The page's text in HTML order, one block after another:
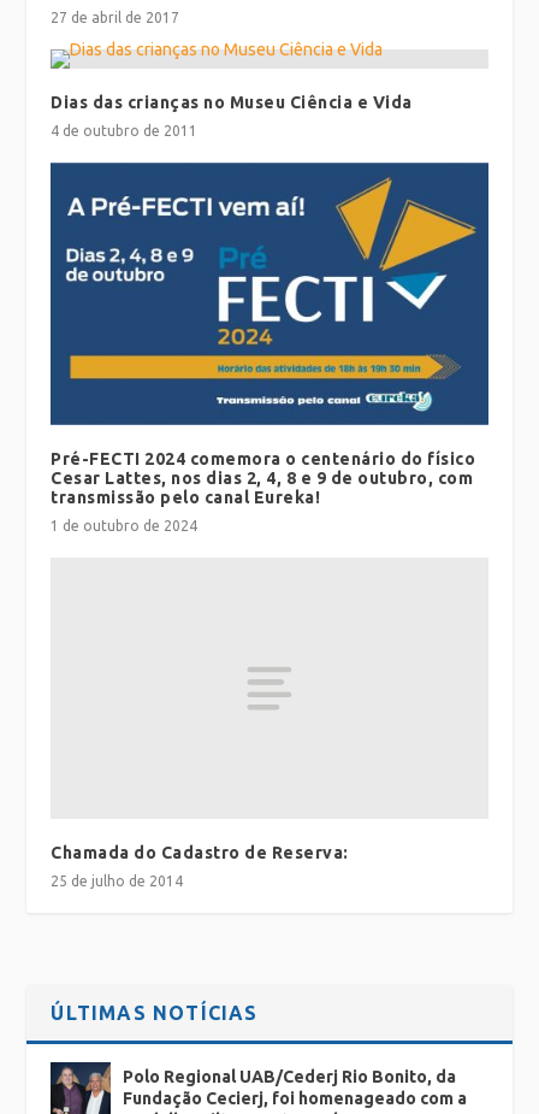
27 de abril de 2017
Dias das crianças no Museu Ciência e Vida
4 de outubro de 2011
Pré-FECTI 2024 comemora o centenário do físico
Cesar Lattes, nos dias 2, 4, 8 e 9 de outubro, com
transmissão pelo canal Eureka!
1 de outubro de 2024
Chamada do Cadastro de Reserva:
25 de julho de 2014
ÚLTIMAS NOTÍCIAS
Polo Regional UAB/Cederj Rio Bonito, da
Fundação Cecierj, foi homenageado com a